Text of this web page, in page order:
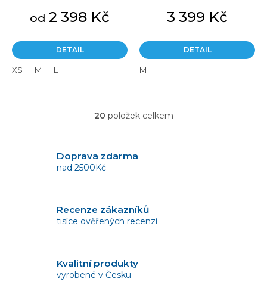
od 2 398 Kč
DETAIL
XS M L
3 399 Kč
DETAIL
M
O
á
p
r
v
20 položek celkem
Doprava zdarma
nad 2500Kč
Recenze zákazníků
tisíce ověřených recenzí
Kvalitní produkty
vyrobené v Česku